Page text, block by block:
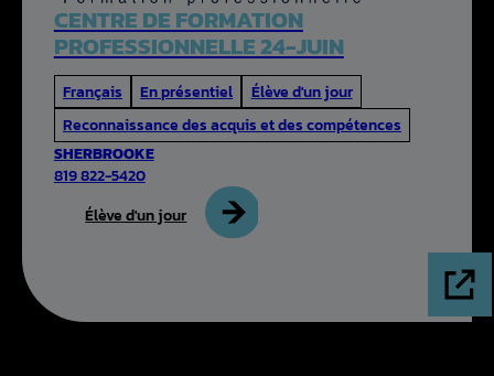
CENTRE DE FORMATION
PROFESSIONNELLE 24-JUIN
Français En présentiel
Élève d'un jour
Reconnaissance des acquis et des compétences
SHERBROOKE
819 822-5420
Élève d'un jour